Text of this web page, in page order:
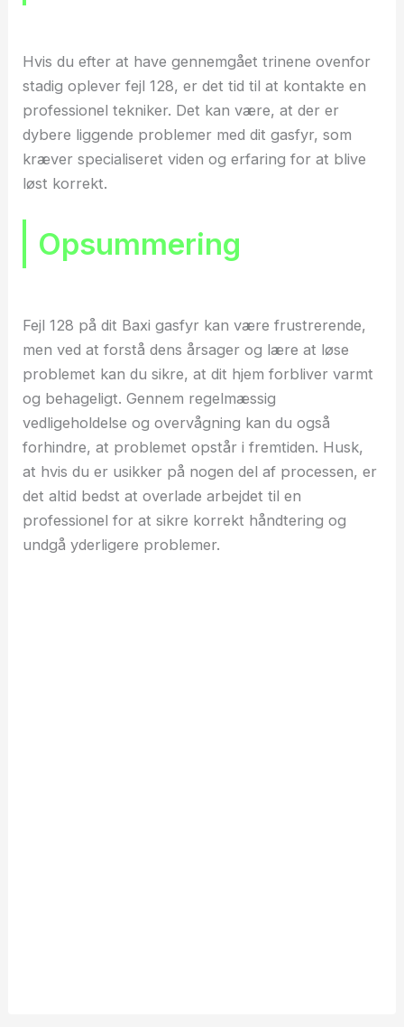
Hvis du efter at have gennemgået trinene ovenfor
stadig oplever fejl 128, er det tid til at kontakte en
professionel tekniker. Det kan være, at der er
dybere liggende problemer med dit gasfyr, som
kræver specialiseret viden og erfaring for at blive
løst korrekt.
Opsummering
Fejl 128 på dit Baxi gasfyr kan være frustrerende,
men ved at forstå dens årsager og lære at løse
problemet kan du sikre, at dit hjem forbliver varmt
og behageligt. Gennem regelmæssig
vedligeholdelse og overvågning kan du også
forhindre, at problemet opstår i fremtiden. Husk,
at hvis du er usikker på nogen del af processen, er
det altid bedst at overlade arbejdet til en
professionel for at sikre korrekt håndtering og
undgå yderligere problemer.